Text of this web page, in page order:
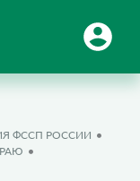
ФССП РОССИИ